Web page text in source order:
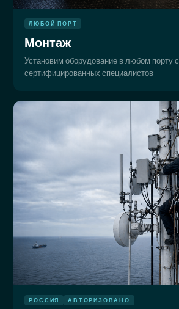
ЛЮБОЙ ПОРТ
Монтаж
Установим оборудование в любом порту
сертифицированных специалистов
РОССИЯ АВТОРИЗОВАНО